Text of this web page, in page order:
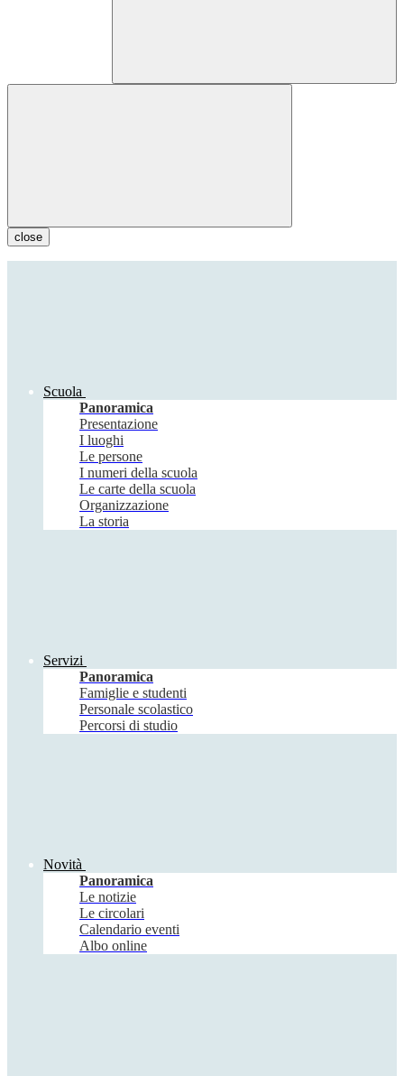
close
Scuola
Panoramica
Presentazione
I luoghi
Le persone
I numeri della scuola
Le carte della scuola
Organizzazione
La storia
Servizi
Panoramica
Famiglie e studenti
Personale scolastico
Percorsi di studio
Novità
Panoramica
Le notizie
Le circolari
Calendario eventi
Albo online